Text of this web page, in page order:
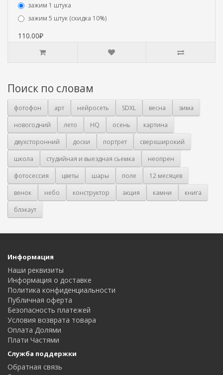
зажим 1 штука
зажим 5 штук (скидка 10%)
110.00₽
Поиск по словам
фотофон арт нейросеть SDXL весна
зима
новогодний
лето HQ осень
картина
двухсторонний
доски портрет
сверхширокий
школа
студийная и выездная сьемка
неопрен
фотосессия
цветы шары поле
12 месяцев
венок
небо конструктор акция камни
книга
блэкаут
Информация
Наши реквизиты
Информация о доставке
Политика конфиденциальности
Публичная оферта
Безопасность платежей
Условия возврата товара
Оплата Долями
Плати Частями
Служба поддержки
Обратная связь